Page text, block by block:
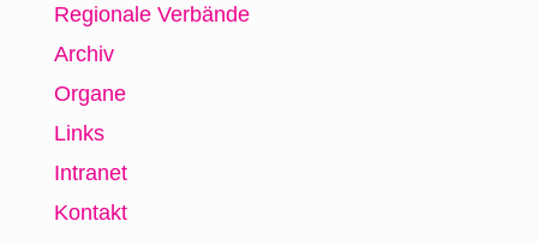
Regionale Verbände
Archiv
Organe
Links
Intranet
Kontakt